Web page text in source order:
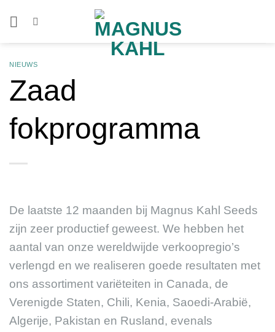
NIEUWS
Zaad
fokprogramma
De laatste 12 maanden bij Magnus Kahl Seeds
zijn zeer productief geweest. We hebben het
aantal van onze wereldwijde verkoopregio’s
verlengd en we realiseren goede resultaten met
ons assortiment variëteiten in Canada, de
Verenigde Staten, Chili, Kenia, Saoedi-Arabië,
Algerije, Pakistan en Rusland, evenals